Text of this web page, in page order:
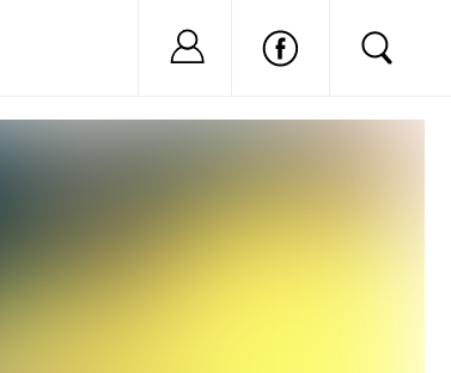
Nu ai cont?